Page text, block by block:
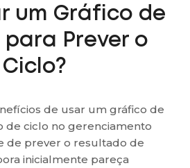
um Gráfico de
para Prever o
de usar um gráfico de
de ciclo no gerenciamento
de prever o resultado de
inicialmente pareça